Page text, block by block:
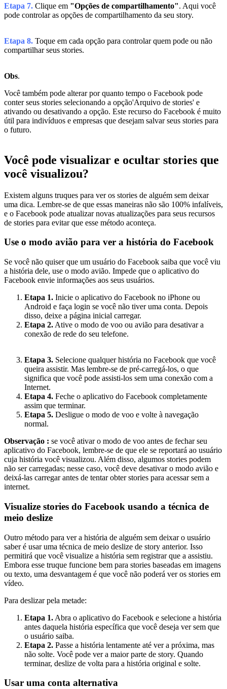
Etapa 7. Clique em "Opções de compartilhamento". Aqui você
pode controlar as opções de compartilhamento da seu story.
Etapa 8. Toque em cada opção para controlar quem pode ou não
compartilhar seus stories.
Obs.
Você também pode alterar por quanto tempo o Facebook pode
conter seus stories selecionando a opção'Arquivo de stories' e
ativando ou desativando a opção. Este recurso do Facebook é muito
útil para indivíduos e empresas que desejam salvar seus stories para
o futuro.
Você pode visualizar e ocultar stories que
você visualizou?
Existem alguns truques para ver os stories de alguém sem deixar
uma dica. Lembre-se de que essas maneiras não são 100% infalíveis,
e o Facebook pode atualizar novas atualizações para seus recursos
de stories para evitar que esse método aconteça.
Use o modo avião para ver a história do Facebook
Se você não quiser que um usuário do Facebook saiba que você viu
a história dele, use o modo avião. Impede que o aplicativo do
Facebook envie informações aos seus usuários.
Etapa 1. Inicie o aplicativo do Facebook no iPhone ou
Android e faça login se você não tiver uma conta. Depois
disso, deixe a página inicial carregar.
Etapa 2. Ative o modo de voo ou avião para desativar a
conexão de rede do seu telefone.
Etapa 3. Selecione qualquer história no Facebook que você
queira assistir. Mas lembre-se de pré-carregá-los, o que
significa que você pode assisti-los sem uma conexão com a
Internet.
Etapa 4. Feche o aplicativo do Facebook completamente
assim que terminar.
Etapa 5. Desligue o modo de voo e volte à navegação
normal.
Observação : se você ativar o modo de voo antes de fechar seu
aplicativo do Facebook, lembre-se de que ele se reportará ao usuário
cuja história você visualizou. Além disso, algumos stories podem
não ser carregadas; nesse caso, você deve desativar o modo avião e
deixá-las carregar antes de tentar obter stories para acessar sem a
internet.
Visualize stories do Facebook usando a técnica de
meio deslize
Outro método para ver a história de alguém sem deixar o usuário
saber é usar uma técnica de meio deslize de story anterior. Isso
permitirá que você visualize a história sem registrar que a assistiu.
Embora esse truque funcione bem para stories baseadas em imagens
ou texto, uma desvantagem é que você não poderá ver os stories em
vídeo.
Para deslizar pela metade:
Etapa 1. Abra o aplicativo do Facebook e selecione a história
antes daquela história específica que você deseja ver sem que
o usuário saiba.
Etapa 2. Passe a história lentamente até ver a próxima, mas
não solte. Você pode ver a maior parte de story. Quando
terminar, deslize de volta para a história original e solte.
Usar uma conta alternativa